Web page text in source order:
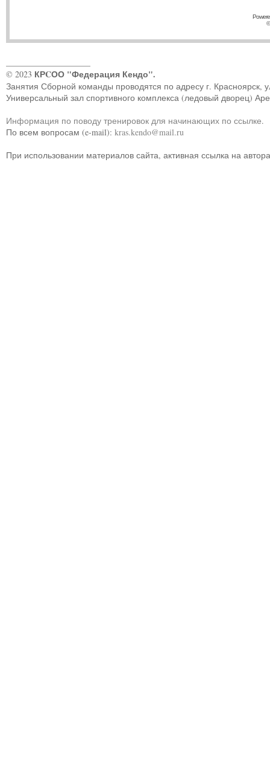
© 2023 КРCОО "Федерация Кендо".
Занятия Сборной команды проводятся по адресу г. Красноярск,
Универсальный зал спортивного комплекса (ледовый дворец)
Информация по поводу тренировок для начинающих по ссылке.
По всем вопросам (e-mail): kras.kendo@mail.ru
При использовании материалов сайта, активная ссылка на